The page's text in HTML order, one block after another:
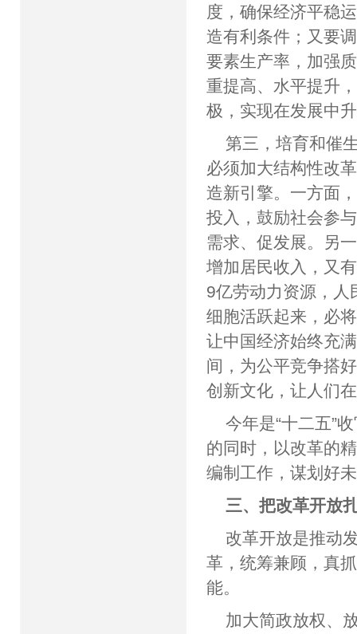
度，确保经济平稳
造有利条件；又要
要素生产率，加强
重提高、水平提升
极，实现在发展中
第三，培育和催
必须加大结构性改
造新引擎。一方面
投入，鼓励社会参
需求、促发展。另
增加居民收入，又
9亿劳动力资源，人
细胞活跃起来，必
让中国经济始终充
间，为公平竞争搭
创新文化，让人们
今年是“十二五”
的同时，以改革的
编制工作，谋划好
三、把改革开放
改革开放是推动
革，统筹兼顾，真
能。
加大简政放权、